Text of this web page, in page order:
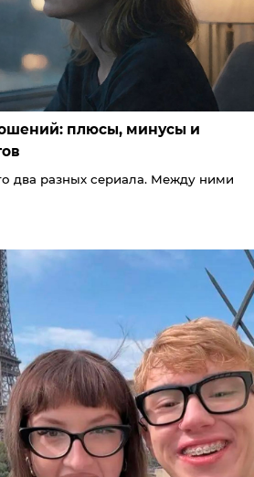
плюсы, минусы и
два разных сериала. Между ними